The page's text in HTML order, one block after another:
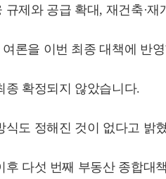
규제와 공급 확대, 재건축·
론을 이번 최종 대책에 반
종 확정되지 않았습니다.
식도 정해진 것이 없다고 밝
후 다섯 번째 부동산 종합대